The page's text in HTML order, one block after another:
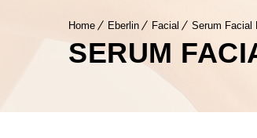
Home Eberlin Facial Serum Facial
SERUM